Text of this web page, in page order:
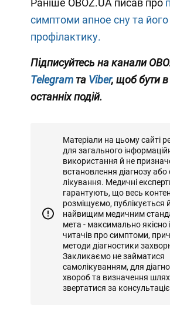
Раніше OBOZ.UA писав про
симптоми апное сну та його
профілактику.
Підписуйтесь на канали
Telegram та Viber, щоб бути в
останніх подій.
Матеріали на цьому сайті
для загального
використання й не
встановлення діагнозу або
лікування. Медичні
гарантують, що весь
розміщуємо, публікується
найвищим медичним
мета - максимально якісно
читачів про симптоми,
методи діагностики
Закликаємо не займатися
самолікуванням, для
хвороб та визначення
звертатися за